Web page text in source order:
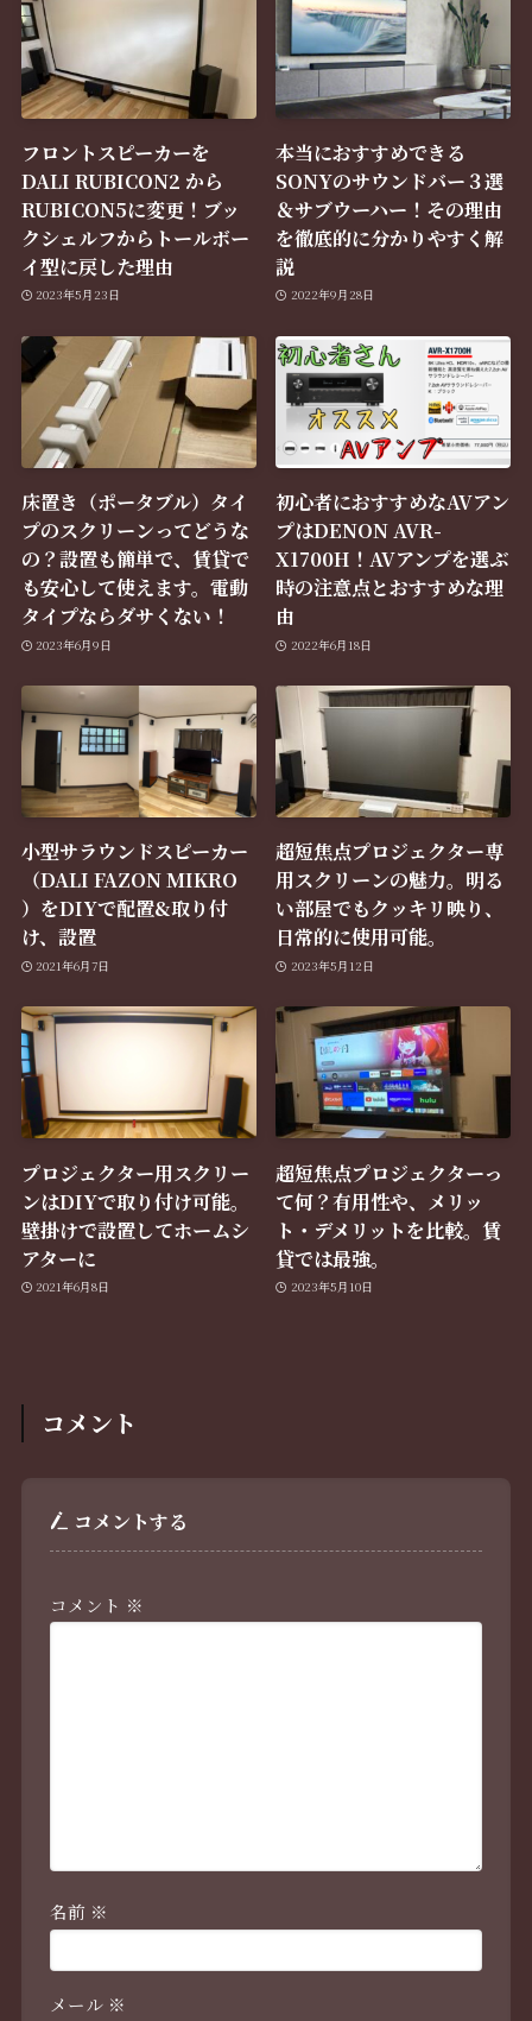
フロントスピーカーを
DALI RUBICON2 から
RUBICON5に変更！ブッ
クシェルフからトールボー
イ型に戻した理由
2023年5月23日
本当におすすめできる
SONYのサウンドバー３選
＆サブウーハー！その理由
を徹底的に分かりやすく解
説
2022年9月28日
床置き（ポータブル）タイ
プのスクリーンってどうな
の？設置も簡単で、賃貸で
も安心して使えます。電動
タイプならダサくない！
2023年6月9日
初心者におすすめなAVアン
プはDENON AVR-
X1700H！AVアンプを選ぶ
時の注意点とおすすめな理
由
2022年6月18日
小型サラウンドスピーカー
（DALI FAZON MIKRO
）をDIYで配置&取り付
け、設置
2021年6月7日
超短焦点プロジェクター専
用スクリーンの魅力。明る
い部屋でもクッキリ映り、
日常的に使用可能。
2023年5月12日
プロジェクター用スクリー
ンはDIYで取り付け可能。
壁掛けで設置してホームシ
アターに
2021年6月8日
超短焦点プロジェクターっ
て何？有用性や、メリッ
ト・デメリットを比較。賃
貸では最強。
2023年5月10日
コメント
コメントする
コメント ※
名前 ※
メール ※